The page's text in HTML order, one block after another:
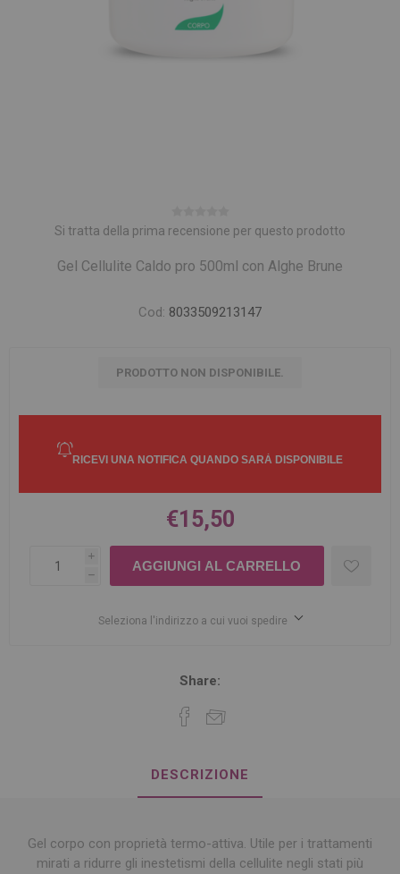
Si tratta della prima recensione per questo prodotto
Gel Cellulite Caldo pro 500ml con Alghe Brune
Cod: 8033509213147
PRODOTTO NON DISPONIBILE.
€15,50
i
h
Seleziona l'indirizzo a cui vuoi spedire
Share:
DESCRIZIONE
Gel corpo con proprietà termo-attiva. Utile per i trattamenti
mirati a ridurre gli inestetismi della cellulite negli stati più